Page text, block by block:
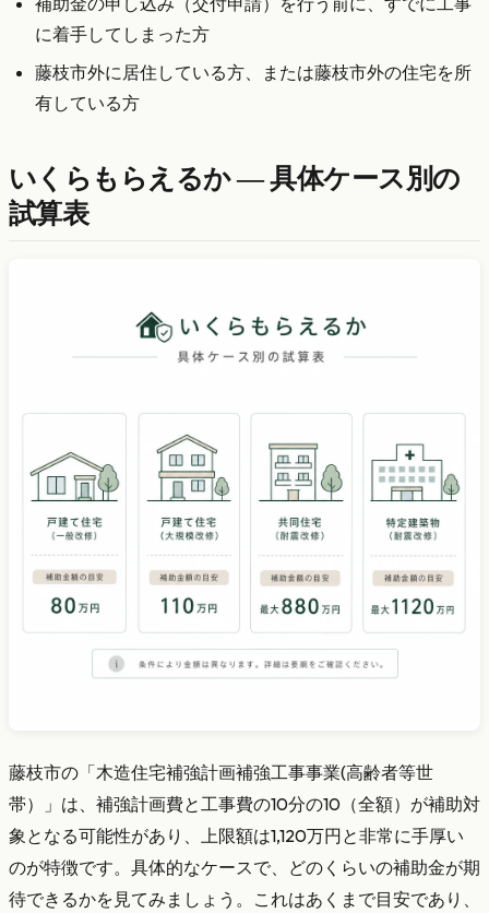
に着手してしまった方
藤枝市外に居住している方、または藤枝市外の住宅を所
有している方
いくらもらえるか — 具体ケース別の
試算表
藤枝市の「木造住宅補強計画補強工事事業(高齢者等世
帯）」は、補強計画費と工事費の10分の10（全額）が補助対
象となる可能性があり、上限額は1,120万円と非常に手厚い
のが特徴です。具体的なケースで、どのくらいの補助金が期
待できるかを見てみましょう。これはあくまで目安であり、